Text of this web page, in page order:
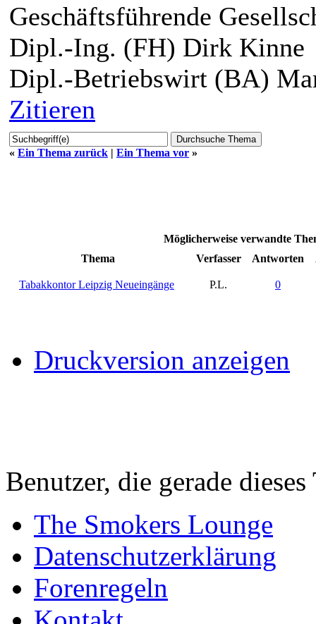
Geschäftsführende
Dipl.-Ing. (FH) Dirk Kinne
Dipl.-Betriebswirt (BA)
Zitieren
« Ein Thema zurück | Ein Thema vor »
Möglicherweise verwandte
Thema
Verfasser Antworten
Tabakkontor Leipzig Neueingänge P.L. 0
Druckversion anzeigen
Benutzer, die gerade
The Smokers Lounge
Datenschutzerklärung
Forenregeln